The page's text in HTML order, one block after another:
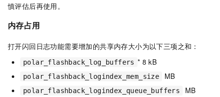
慎评估后再使用。
内存占用
打开闪回日志功能需要增加的共享内存大小为以下三项之和：
polar_flashback_log_buffers * 8 kB
polar_flashback_logindex_mem_size MB
polar_flashback_logindex_queue_buffers MB